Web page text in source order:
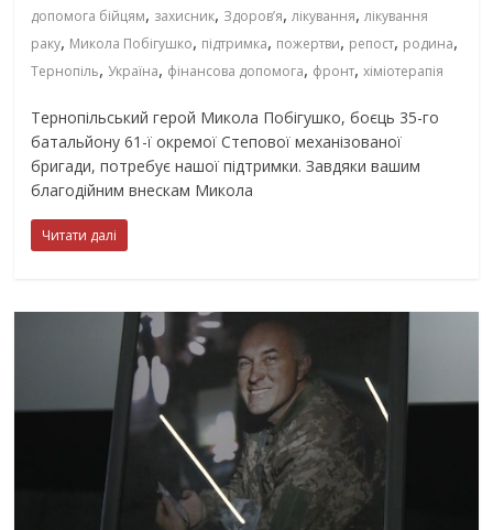
допомога бійцям, захисник, Здоров’я,лікування,лікування
раку, Микола Побігушко, підтримка, пожертви, репост, родина,
Тернопіль, Україна, фінансова допомога, фронт,хіміотерапія
Тернопільський герой Микола Побігушко, боєць 35-го
батальйону 61-ї окремої Степової механізованої
бригади, потребує нашої підтримки. Завдяки вашим
благодійним внескам Микола
Читати далі